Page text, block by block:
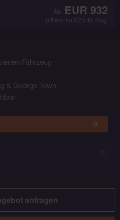
EUR 932
p.Pers. im DZ inkl. Flug
Fahrzeug
& George Town
anfragen